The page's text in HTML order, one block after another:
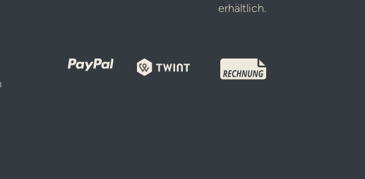
erhältlich.